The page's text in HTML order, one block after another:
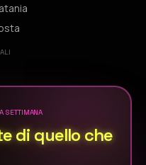
SETTIMANA
di quello che